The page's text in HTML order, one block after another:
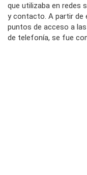
que utilizaba en redes
y contacto. A partir de
puntos de acceso a
de telefonía, se fue